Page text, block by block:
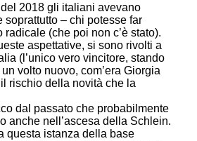
2018 gli italiani avevano
– chi potesse far
(che poi non c’è stato).
aspettative, si sono rivolti a
(l’unico vero vincitore, stando
volto nuovo, com’era Giorgia
rischio della novità che la
dal passato che probabilmente
anche nell’ascesa della Schlein.
questa istanza della base